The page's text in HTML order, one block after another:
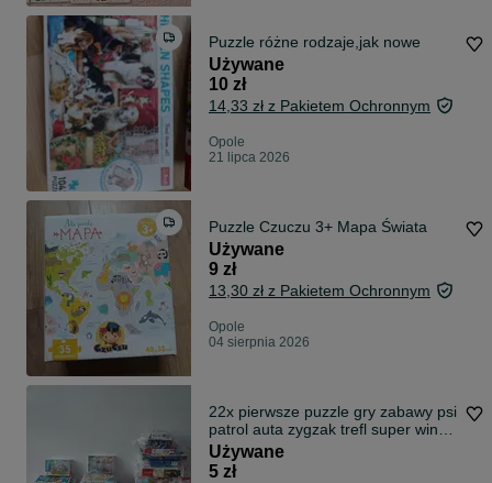
Puzzle różne rodzaje,jak nowe
Używane
10 zł
14,33 zł z Pakietem Ochronnym
Opole
21 lipca 2026
Puzzle Czuczu 3+ Mapa Świata
Używane
9 zł
13,30 zł z Pakietem Ochronnym
Opole
04 sierpnia 2026
22x pierwsze puzzle gry zabawy psi
patrol auta zygzak trefl super wings
spider man skoczki dinozaury
disney układanka dydaktyczna
Używane
5 zł